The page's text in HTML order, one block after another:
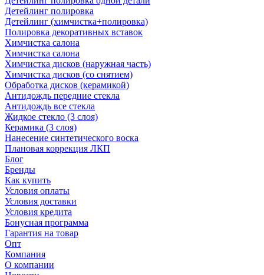
Детейлинг полировка
Детейлинг (химчистка+полировка)
Полировка декоративных вставок
Химчистка салона
Химчистка салона
Химчистка дисков (наружная часть)
Химчистка дисков (со снятием)
Обработка дисков (керамикой)
Антидождь передние стекла
Антидождь все стекла
Жидкое стекло (3 слоя)
Керамика (3 слоя)
Нанесение синтетического воска
Плановая коррекция ЛКП
Блог
Бренды
Как купить
Условия оплаты
Условия доставки
Условия кредита
Бонусная программа
Гарантия на товар
Опт
Компания
О компании